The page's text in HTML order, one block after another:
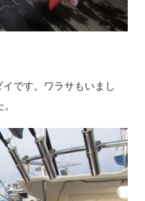
です。ワラサもいまし